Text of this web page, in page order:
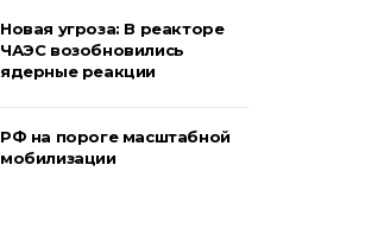
Новая угроза: В реакторе
ЧАЭС возобновились
ядерные реакции
РФ на пороге масштабной
мобилизации